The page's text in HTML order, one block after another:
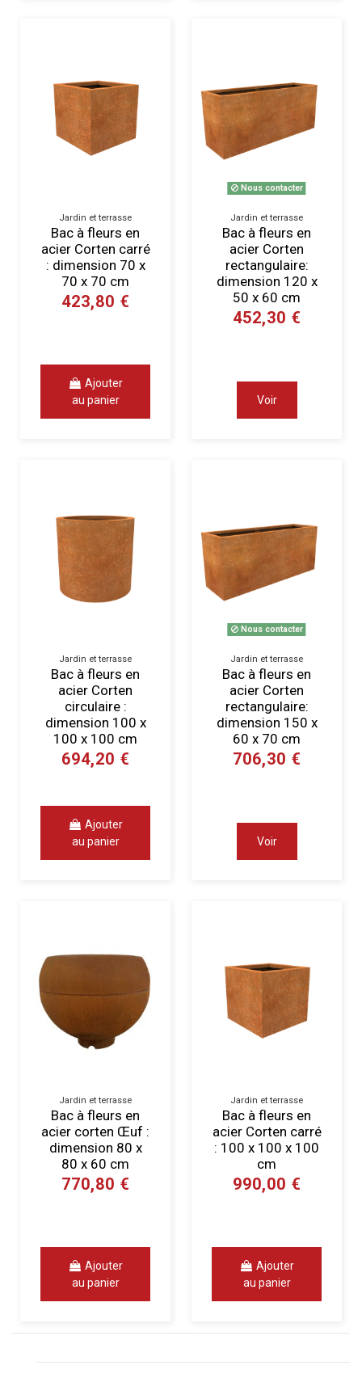
Jardin et terrasse
Bac à fleurs en
acier Corten carré
: dimension 70 x
70 x 70 cm
423,80 €
Ajouter
au panier
Nous contacter
Jardin et terrasse
Bac à fleurs en
acier Corten
rectangulaire:
dimension 120 x
50 x 60 cm
452,30 €
Voir
Jardin et terrasse
Bac à fleurs en
acier Corten
circulaire :
dimension 100 x
100 x 100 cm
694,20 €
Ajouter
au panier
Nous contacter
Jardin et terrasse
Bac à fleurs en
acier Corten
rectangulaire:
dimension 150 x
60 x 70 cm
706,30 €
Voir
Jardin et terrasse
Bac à fleurs en
acier corten Œuf :
dimension 80 x
80 x 60 cm
770,80 €
Ajouter
au panier
Jardin et terrasse
Bac à fleurs en
acier Corten carré
: 100 x 100 x 100
cm
990,00 €
Ajouter
au panier